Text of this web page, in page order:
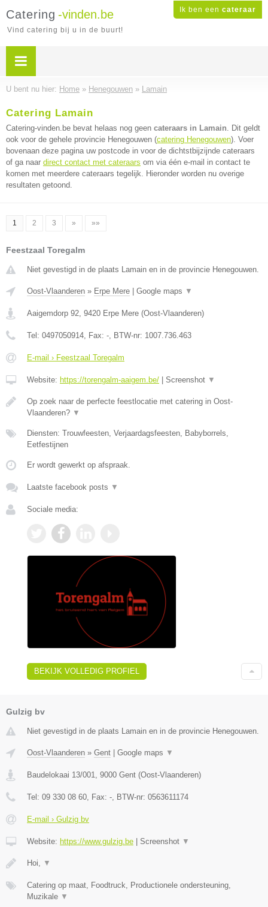
Ik ben een cateraar
Catering -vinden.be
Vind catering bij u in de buurt!
U bent nu hier: Home » Henegouwen » Lamain
Catering Lamain
Catering-vinden.be bevat helaas nog geen cateraars in Lamain. Dit geldt
ook voor de gehele provincie Henegouwen (catering Henegouwen). Voer
bovenaan deze pagina uw postcode in voor de dichtstbijzijnde cateraars
of ga naar direct contact met cateraars om via één e-mail in contact te
komen met meerdere cateraars tegelijk. Hieronder worden nu overige
resultaten getoond.
1 2 3 » »»
Feestzaal Toregalm
Niet gevestigd in de plaats Lamain en in de provincie Henegouwen.
Oost-Vlaanderen » Erpe Mere Google maps ▼
Aaigemdorp 92, 9420 Erpe Mere (Oost-Vlaanderen)
Tel: 0497050914, Fax: -, BTW-nr: 1007.736.463
E-mail › Feestzaal Toregalm
Website: https://torengalm-aaigem.be/ Screenshot ▼
Op zoek naar de perfecte feestlocatie met catering in Oost-
Vlaanderen? ▼
Diensten: Trouwfeesten, Verjaardagsfeesten, Babyborrels,
Eetfestijnen
Er wordt gewerkt op afspraak.
Laatste facebook posts ▼
Sociale media:
BEKIJK VOLLEDIG PROFIEL
Gulzig bv
Niet gevestigd in de plaats Lamain en in de provincie Henegouwen.
Oost-Vlaanderen » Gent Google maps ▼
Baudelokaai 13/001 9000 Gent (Oost-Vlaanderen)
Tel: 09 330 08 60 , Fax: - , BTW-nr: 0563611174
E-mail › Gulzig bv
Website: https://www.gulzig.be Screenshot ▼
Hoi, ▼
Catering op maat, Foodtruck, Productionele ondersteuning,
Muzikale ▼